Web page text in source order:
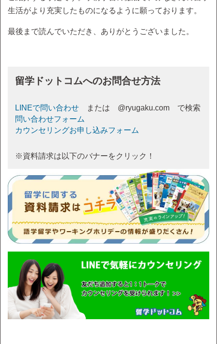
生活がより充実したものになるように願っております。
最後まで読んでいただき、ありがとうございました。
留学ドットコムへのお問合せ方法
LINEで問い合わせ または @ryugaku.com で検索
問い合わせフォーム
カウンセリングお申し込みフォーム
※資料請求は以下のバナーをクリック！